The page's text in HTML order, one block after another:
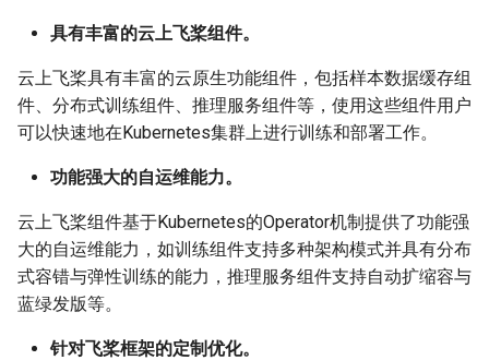
к
а
环境要求
2.2 云原生组件介绍
2.3 准备hiertext数据集
2.4 训练PP-OCRv3模型
更多资源
如何生产自定义超轻量模
ABINet
VisionLAN
RobustScanner
具有丰富的云上飞桨组件。
云上飞桨具有丰富的云原生功能组件，包括样本数据缓存组
件、分布式训练组件、推理服务组件等，使用这些组件用户
可以快速地在Kubernetes集群上进行训练和部署工作。
功能强大的自运维能力。
云上飞桨组件基于Kubernetes的Operator机制提供了功能强
大的自运维能力，如训练组件支持多种架构模式并具有分布
式容错与弹性训练的能力，推理服务组件支持自动扩缩容与
蓝绿发版等。
针对飞桨框架的定制优化。